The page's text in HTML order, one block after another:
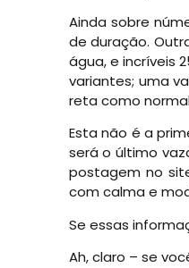
Ainda sobre
de duração.
água, e incríveis
variantes; uma
reta como
Esta não é a
será o último
postagem no
com calma e
Se essas
Ah, claro – se